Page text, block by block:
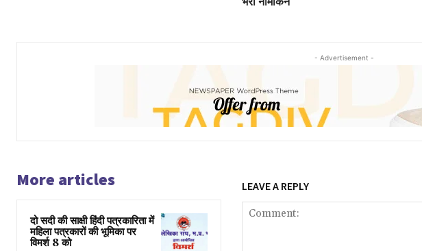
- Advertisement -
More articles
दो सदी की साक्षी हिंदी पत्रकारिता में
महिला पत्रकारों की भूमिका पर
विमर्श 8 को
LEAVE A REPLY